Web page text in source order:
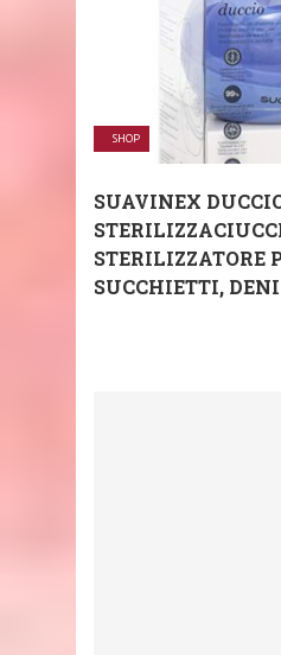
SHOP
SUAVINEX
STERILIZZATORE
SUCCHIETTI,